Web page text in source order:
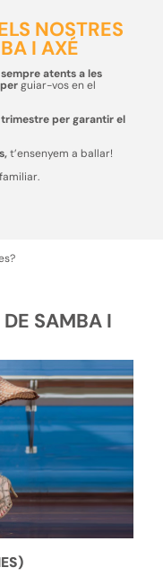
NOSTRES
I AXÉ
atents a les
guiar-vos en el
per garantir el
t’ensenyem a ballar!
SAMBA I